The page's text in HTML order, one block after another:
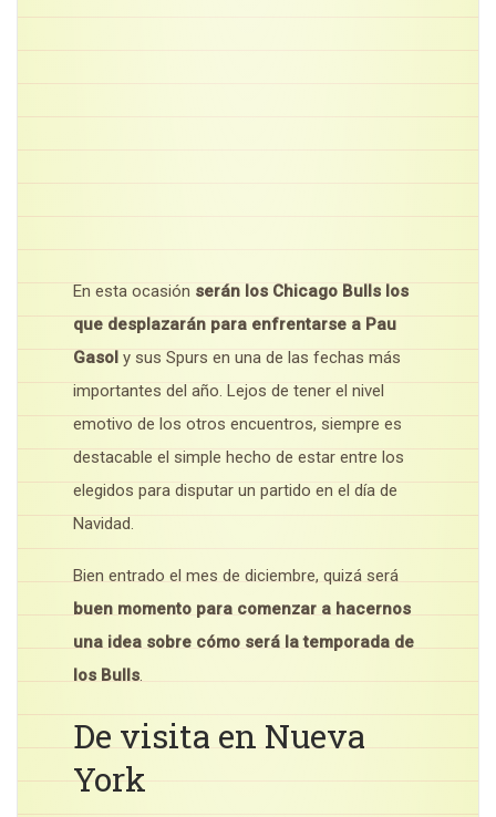
En esta ocasión serán los Chicago Bulls los
que desplazarán para enfrentarse a Pau
Gasol y sus Spurs en una de las fechas más
importantes del año. Lejos de tener el nivel
emotivo de los otros encuentros, siempre es
destacable el simple hecho de estar entre los
elegidos para disputar un partido en el día de
Navidad.
Bien entrado el mes de diciembre, quizá será
buen momento para comenzar a hacernos
una idea sobre cómo será la temporada de
los Bulls.
De visita en Nueva
York